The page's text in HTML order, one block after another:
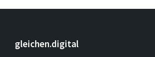
gleichen.digital